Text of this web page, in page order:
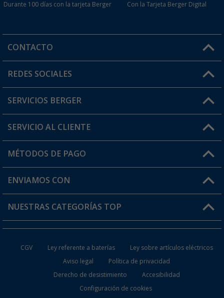
Durante 100 días con la tarjeta Berger
Con la Tarjeta Berger Digital
CONTACTO
Horario de atención al cliente:
¿Tienes alguna duda?
REDES SOCIALES
SERVICIOS BERGER
Conviértete en distribuidor
Mi cuenta
Tarjeta Berger Digital
SERVICIO AL CLIENTE
FAQ y Contacto
Información de envío
¿Dónde está mi pedido?
MÉTODOS DE PAGO
ENVIAMOS CON
NUESTRAS CATEGORÍAS TOP
Muebles de Camping
CGV Ley referente a baterías
Ley sobre artículos eléctricos
Aviso legal
Política de privacidad
Derecho de desistimiento
Accesibilidad
Configuración de cookies